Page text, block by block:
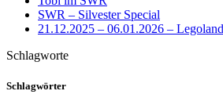
SWR – Silvester Special
21.12.2025 – 06.01.2026 –
Schlagworte
Schlagwörter